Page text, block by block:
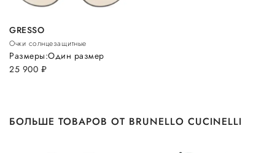
GRESSO
Очки солнцезащитные
25 900 руб.
Размеры:Один размер
БОЛЬШЕ ТОВАРОВ ОТ BRUNELLO CUCINELLI